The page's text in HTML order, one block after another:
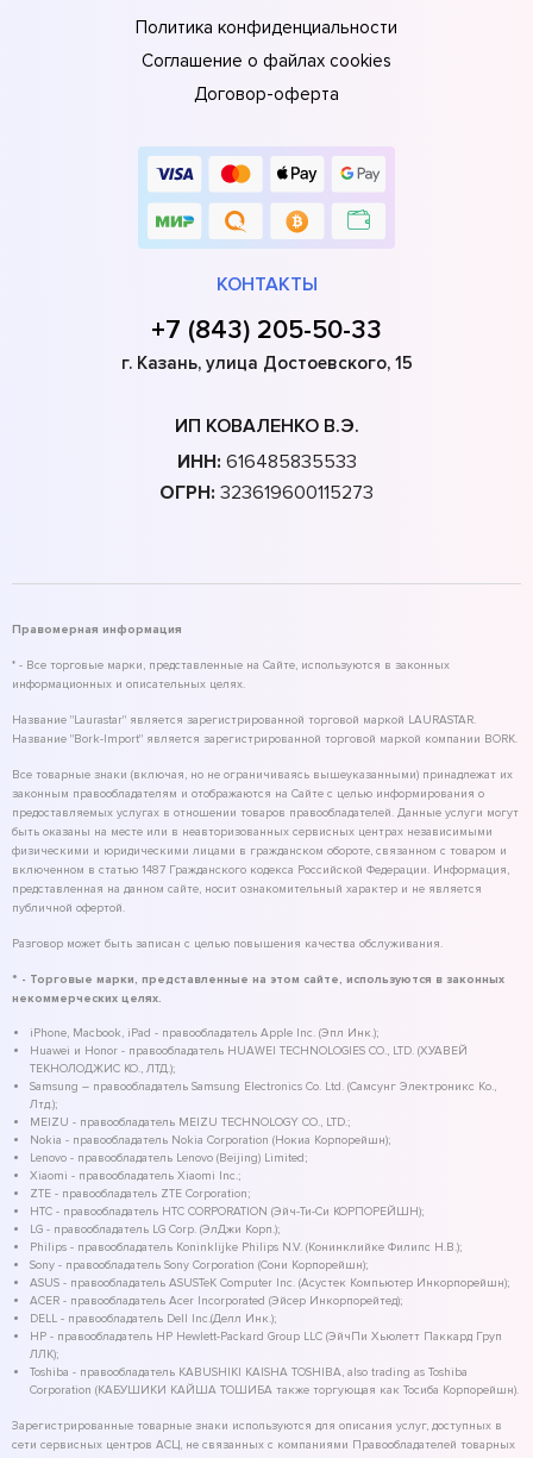
Политика конфиденциальности
Соглашение о файлах cookies
Договор-оферта
КОНТАКТЫ
+7 (843) 205-50-33
г. Казань, улица Достоевского, 15
ИП КОВАЛЕНКО В.Э.
ИНН: 616485835533
ОГРН: 323619600115273
Правомерная информация
* - Все торговые марки, представленные на Сайте, используются в законных
информационных и описательных целях.
Название "Laurastar" является зарегистрированной торговой маркой LAURASTAR.
Название "Bork-Import" является зарегистрированной торговой маркой компании BORK.
Все товарные знаки (включая, но не ограничиваясь вышеуказанными) принадлежат их
законным правообладателям и отображаются на Сайте с целью информирования о
предоставляемых услугах в отношении товаров правообладателей. Данные услуги могут
быть оказаны на месте или в неавторизованных сервисных центрах независимыми
физическими и юридическими лицами в гражданском обороте, связанном с товаром и
включенном в статью 1487 Гражданского кодекса Российской Федерации. Информация,
представленная на данном сайте, носит ознакомительный характер и не является
публичной офертой.
Разговор может быть записан с целью повышения качества обслуживания.
* - Торговые марки, представленные на этом сайте, используются в законных
некоммерческих целях.
iPhone, Macbook, iPad - правообладатель Apple Inc. (Эпл Инк.);
Huawei и Honor - правообладатель HUAWEI TECHNOLOGIES CO., LTD. (ХУАВЕЙ
ТЕКНОЛОДЖИС КО., ЛТД.);
Samsung – правообладатель Samsung Electronics Co. Ltd. (Самсунг Электроникс Ко.,
Лтд.);
MEIZU - правообладатель MEIZU TECHNOLOGY CO., LTD.;
Nokia - правообладатель Nokia Corporation (Нокиа Корпорейшн);
Lenovo - правообладатель Lenovo (Beijing) Limited;
Xiaomi - правообладатель Xiaomi Inc.;
ZTE - правообладатель ZTE Corporation;
HTC - правообладатель HTC CORPORATION (Эйч-Ти-Си КОРПОРЕЙШН);
LG - правообладатель LG Corp. (ЭлДжи Корп.);
Philips - правообладатель Koninklijke Philips N.V. (Конинклийке Филипс Н.В.);
Sony - правообладатель Sony Corporation (Сони Корпорейшн);
ASUS - правообладатель ASUSTeK Computer Inc. (Асустек Компьютер Инкорпорейшн);
ACER - правообладатель Acer Incorporated (Эйсер Инкорпорейтед);
DELL - правообладатель Dell Inc.(Делл Инк.);
HP - правообладатель HP Hewlett-Packard Group LLC (ЭйчПи Хьюлетт Паккард Груп
ЛЛК);
Toshiba - правообладатель KABUSHIKI KAISHA TOSHIBA, also trading as Toshiba
Corporation (КАБУШИКИ КАЙША ТОШИБА также торгующая как Тосиба Корпорейшн).
Зарегистрированные товарные знаки используются для описания услуг, доступных в
сети сервисных центров АСЦ, не связанных с компаниями Правообладателей товарных